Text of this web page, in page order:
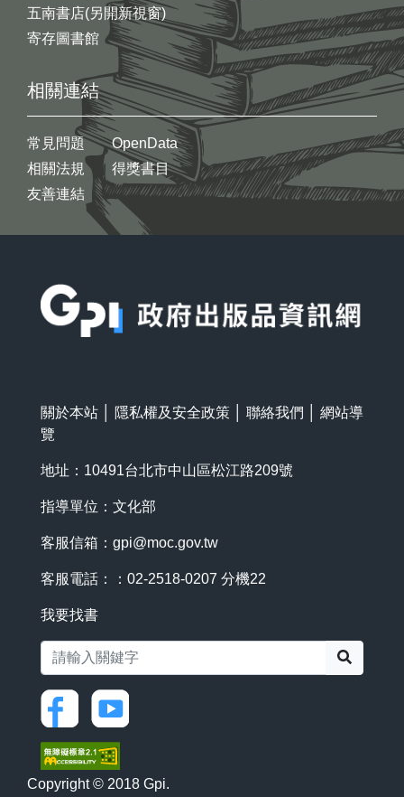
五南書店(另開新視窗)
寄存圖書館
相關連結
常見問題
相關法規
友善連結
OpenData
得獎書目
關於本站 隱私權及安全政策 聯絡我們
網站導
覽
地址：10491台北市中山區松江路209號
指導單位：文化部
客服信箱： gpi@moc.gov.tw
客服電話：：02-2518-0207 分機22
我要找書
Copyright © 2018 Gpi.